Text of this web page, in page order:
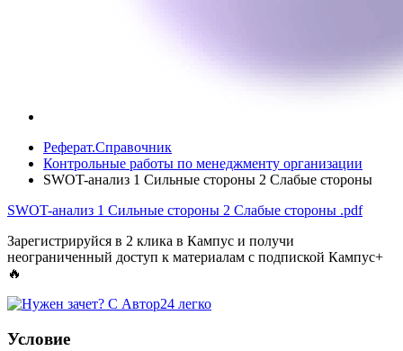
Реферат.Справочник
Контрольные работы по менеджменту организации
SWOT-анализ 1 Сильные стороны 2 Слабые стороны
SWOT-анализ 1 Сильные стороны 2 Слабые стороны .pdf
Зарегистрируйся в 2 клика в Кампус и получи
неограниченный доступ к материалам с подпиской Кампус+
🔥
Условие